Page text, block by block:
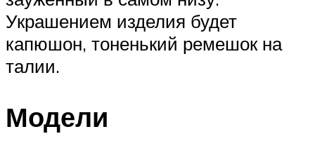
Украшением изделия будет
капюшон, тоненький ремешок на
талии.
Модели